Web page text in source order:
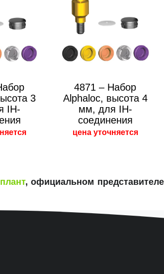
3
IH-
4871 – Набор
Alphaloc, высота 4
мм, для IH-
соединения
цена уточняется
, официальном